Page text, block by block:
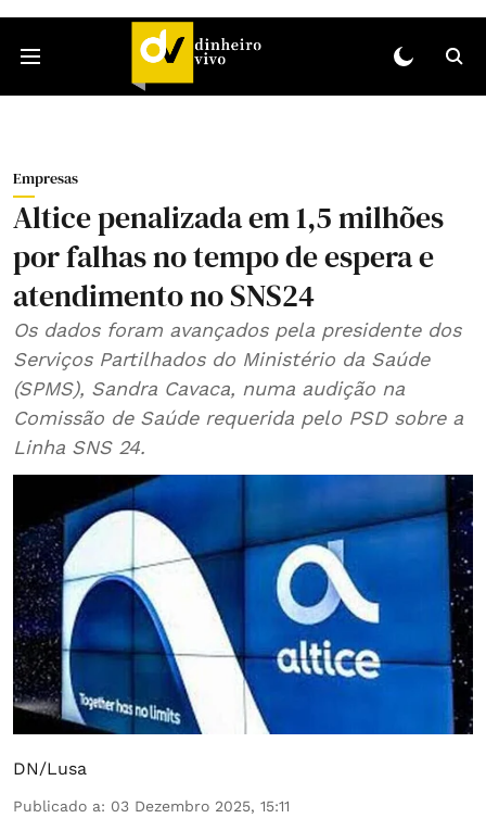
Empresas
Altice penalizada em 1,5 milhões
por falhas no tempo de espera e
atendimento no SNS24
Os dados foram avançados pela presidente dos
Serviços Partilhados do Ministério da Saúde
(SPMS), Sandra Cavaca, numa audição na
Comissão de Saúde requerida pelo PSD sobre a
Linha SNS 24.
DN/Lusa
Publicado a: 03 Dezembro 2025, 15:11